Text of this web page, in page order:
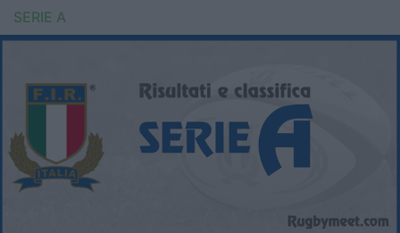
Rugby Sevens
Internazionale
6 Nazioni
United Rugby Championship
SERIE A